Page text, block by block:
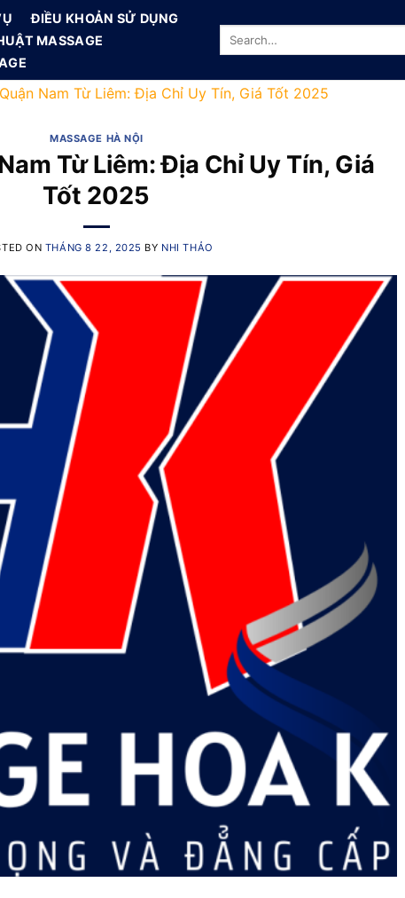
ĐIỀU KHOẢN SỬ DỤNG
MASSAGE
Nam Từ Liêm: Địa Chỉ Uy Tín, Giá Tốt 2025
MASSAGE HÀ NỘI
Từ Liêm: Địa Chỉ Uy Tín, Giá
Tốt 2025
ON THÁNG 8 22, 2025 BY NHI THẢO